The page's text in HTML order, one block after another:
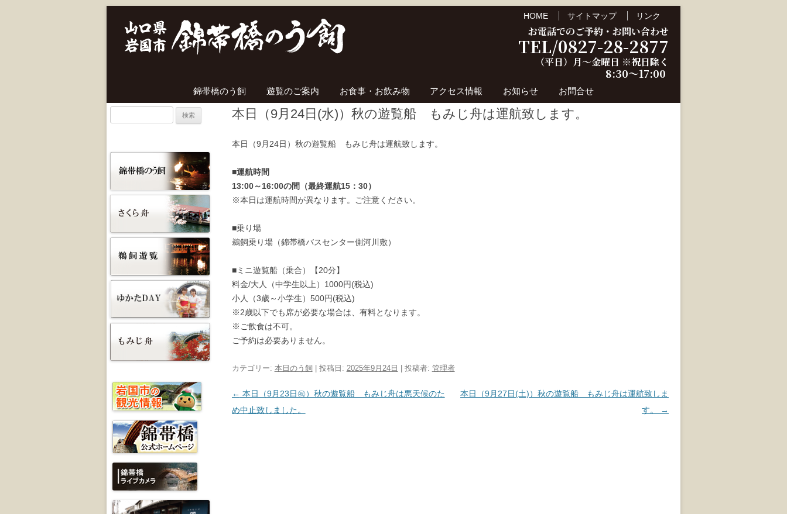
HOME サイトマップ リンク
お電話でのご予約・お問い合わせ
TEL/0827-28-2877
（平日）月～金曜日 ※祝日除く
8:30～17:00
錦帯橋のう飼 遊覧のご案内 お食事・お飲み物 アクセス情報 お知らせ お問合せ
本日（9月24日(水)）秋の遊覧船 もみじ舟は運航致します。
本日（9月24日）秋の遊覧船 もみじ舟は運航致します。
■運航時間
13:00～16:00の間（最終運航15：30）
※本日は運航時間が異なります。ご注意ください。
■乗り場
鵜飼乗り場（錦帯橋バスセンター側河川敷）
■ミニ遊覧船（乗合）【20分】
料金/大人（中学生以上）1000円(税込)
小人（3歳～小学生）500円(税込)
※2歳以下でも席が必要な場合は、有料となります。
※ご飲食は不可。
ご予約は必要ありません。
カテゴリー: 本日のう飼 | 投稿日: 2025年9月24日 投稿者: 管理者
投稿ナビゲーション
← 本日（9月23日㊗）秋の遊覧船 もみじ舟は悪天候のた
め中止致しました。
本日（9月27日(土)）秋の遊覧船 もみじ舟は運航致しま
す。
→